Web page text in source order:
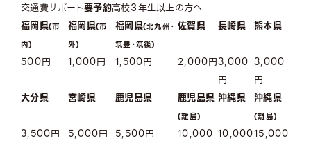
交通費サポート要予約高校３年生以上の方へ
福岡県(市
内)
福岡県(市
外)
福岡県(北九州・
筑豊・筑後)
佐賀県 長崎県 熊本県
500円 1,000円 1,500円 2,000円3,000
円
3,000
円
大分県
宮崎県 鹿児島県 鹿児島県
(離島)
沖縄県 沖縄県
(離島)
3,500円 5,000円 5,500円
10,000 10,00015,000